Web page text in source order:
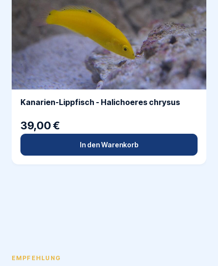
Kanarien-Lippfisch - Halichoeres chrysus
39,00 €
In den Warenkorb
EMPFEHLUNG